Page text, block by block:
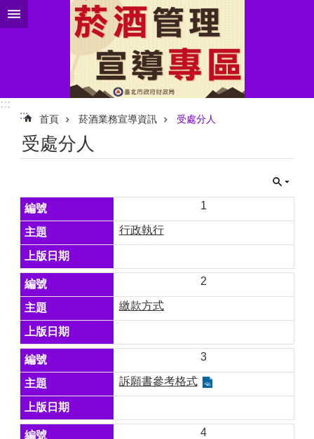
跳到主要內容區塊
:::
:::
首頁 菸酒業務宣導資訊 受處分人
受處分人
1
行政執行
2
繳款方式
3
訴願書參考格式
4